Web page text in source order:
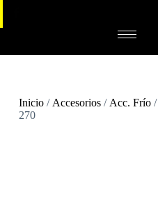
Inicio/ Accesorios/ Acc. Frío/
270